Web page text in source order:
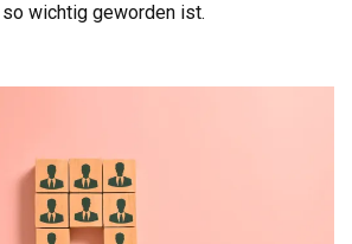
wichtig geworden ist.